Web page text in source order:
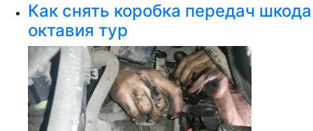
Как снять коробка передач шкода
октавия тур